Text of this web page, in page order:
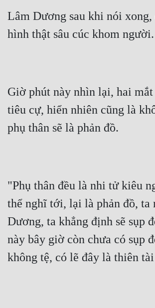
Lâm Dương sau khi nói xong,
hình thật sâu cúc khom người.
Giờ phút này nhìn lại, hai
tiêu cự, hiển nhiên cũng là
phụ thân sẽ là phản đồ.
"Phụ thân đều là nhi tử kiêu
thể nghĩ tới, lại là phản đồ, ta
Dương, ta khẳng định sẽ sụp
này bây giờ còn chưa có sụp
không tệ, có lẽ đây là thiên